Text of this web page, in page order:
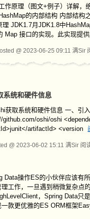
作原理（图文+例子）详解，
的内部结构 内部结构
理 JDK1.7月JDK1.8中
Map 接口的实现。此实现提
@ 2023-06-25 09:11 满Sir
统和硬件信息
获取系统和硬件信息 一、引
github.com/oshi/oshi
artifactId> <version
@ 2023-06-02 15:11 满Sir 阅
Data操作ES的小伙伴应该有
工作，一旦遇到稍微复杂点
，Spring Data只
款更优雅的ES ORM框架